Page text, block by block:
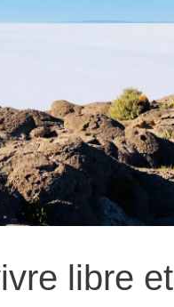
libre et